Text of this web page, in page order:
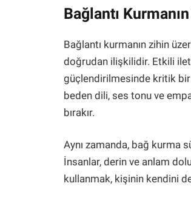
Bağlantı
Bağlantı kurmanın zihin
doğrudan ilişkilidir. Etkili
güçlendirilmesinde kritik bir
beden dili, ses tonu ve
bırakır.
Aynı zamanda, bağ kurma
İnsanlar, derin ve anlam
kullanmak, kişinin kendini